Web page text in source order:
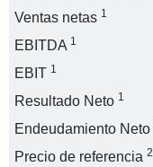
Ventas netas 1
EBITDA 1
EBIT 1
Resultado Neto 1
Endeudamiento Neto
Precio de referencia 2